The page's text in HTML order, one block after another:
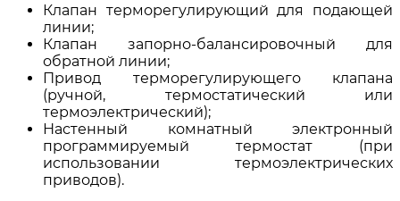
Клапан терморегулирующий для подающей
линии;
Клапан запорно-балансировочный для
обратной линии;
Привод терморегулирующего клапана
(ручной, термостатический или
термоэлектрический);
Настенный комнатный электронный
программируемый термостат (при
использовании термоэлектрических
приводов).